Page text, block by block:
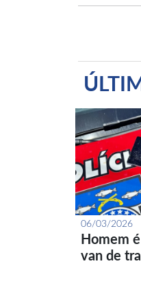
06/03/2026
Homem
van de